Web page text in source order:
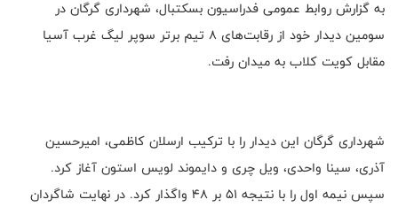
به گزارش روابط عمومی فدراسیون بسکتبال، شهرداری گرگان در
سومین دیدار خود از رقابت‌های ۸ تیم برتر سوپر لیگ غرب آسیا
مقابل کویت کلاب به میدان رفت.
شهرداری گرگان این دیدار را با ترکیب ارسلان کاظمی، امیرحسین
آذری، سینا واحدی، ویل چری و دایموند لویس استون آغاز کرد.
سپس نیمه اول را با نتیجه ۵۱ بر ۴۸ واگذار کرد. در نهایت شاگردان